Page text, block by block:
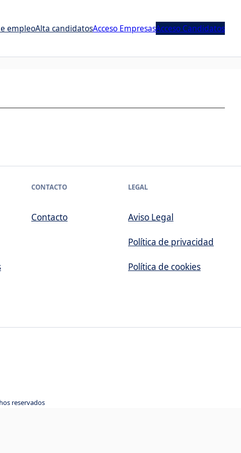
empleoAlta candidatosAcceso EmpresasAcceso Candidatos
CONTACTO
Contacto
LEGAL
Aviso Legal
Política de privacidad
Política de cookies
reservados